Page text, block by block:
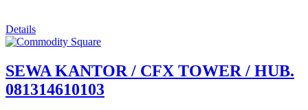
Details
SEWA KANTOR / CFX TOWER / HUB.
081314610103